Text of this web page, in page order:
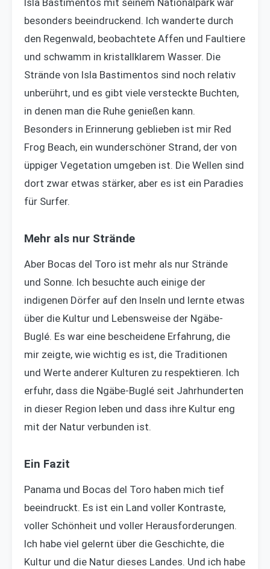
Isla Bastimentos mit seinem Nationalpark war
besonders beeindruckend. Ich wanderte durch
den Regenwald, beobachtete Affen und Faultiere
und schwamm in kristallklarem Wasser. Die
Strände von Isla Bastimentos sind noch relativ
unberührt, und es gibt viele versteckte Buchten,
in denen man die Ruhe genießen kann.
Besonders in Erinnerung geblieben ist mir Red
Frog Beach, ein wunderschöner Strand, der von
üppiger Vegetation umgeben ist. Die Wellen sind
dort zwar etwas stärker, aber es ist ein Paradies
für Surfer.
Mehr als nur Strände
Aber Bocas del Toro ist mehr als nur Strände
und Sonne. Ich besuchte auch einige der
indigenen Dörfer auf den Inseln und lernte etwas
über die Kultur und Lebensweise der Ngäbe-
Buglé. Es war eine bescheidene Erfahrung, die
mir zeigte, wie wichtig es ist, die Traditionen
und Werte anderer Kulturen zu respektieren. Ich
erfuhr, dass die Ngäbe-Buglé seit Jahrhunderten
in dieser Region leben und dass ihre Kultur eng
mit der Natur verbunden ist.
Ein Fazit
Panama und Bocas del Toro haben mich tief
beeindruckt. Es ist ein Land voller Kontraste,
voller Schönheit und voller Herausforderungen.
Ich habe viel gelernt über die Geschichte, die
Kultur und die Natur dieses Landes. Und ich habe